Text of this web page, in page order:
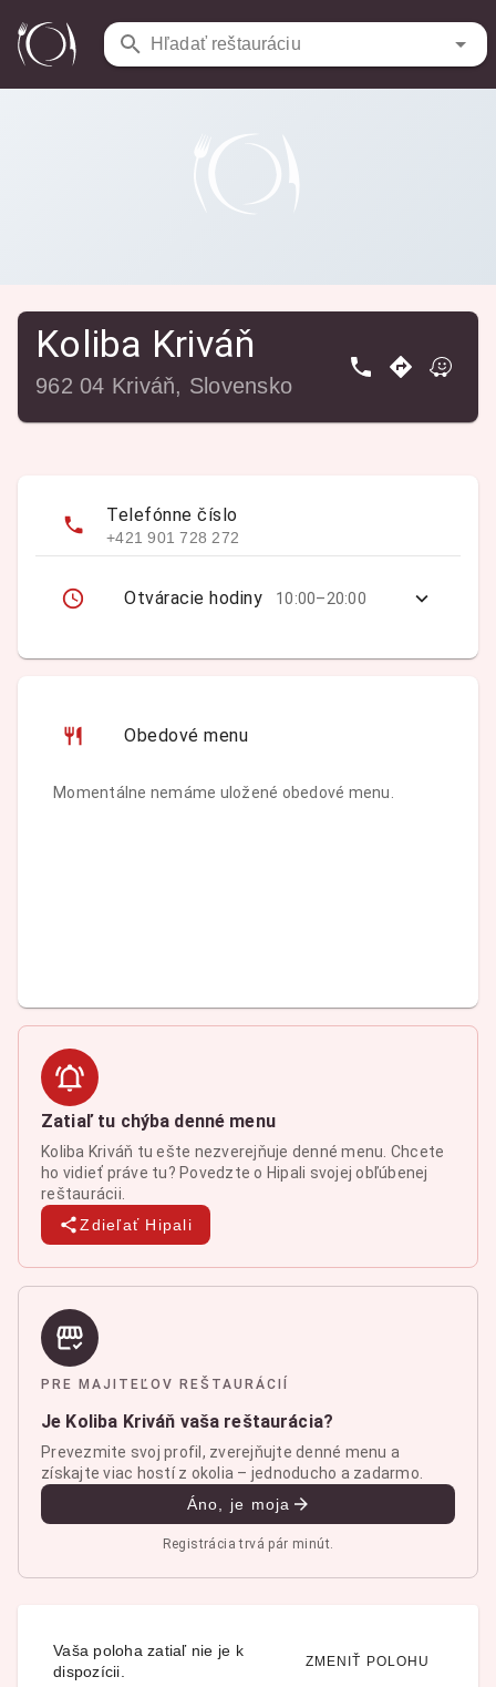
Hľadať reštauráciu
Reštaurácie / Koliba Kriváň
Koliba Kriváň
962 04 Kriváň, Slovensko
Telefónne číslo
+421 901 728 272
Otváracie hodiny 10:00–20:00
Obedové menu
Momentálne nemáme uložené obedové menu.
Zatiaľ tu chýba denné menu
Koliba Kriváň tu ešte nezverejňuje denné menu. Chcete
ho vidieť práve tu? Povedzte o Hipali svojej obľúbenej
reštaurácii.
Zdieľať Hipali
PRE MAJITEĽOV REŠTAURÁCIÍ
Je Koliba Kriváň vaša reštaurácia?
Prevezmite svoj profil, zverejňujte denné menu a
získajte viac hostí z okolia – jednoducho a zadarmo.
Áno, je moja
Registrácia trvá pár minút.
Vaša poloha zatiaľ nie je k
dispozícii.
ZMENIŤ POLOHU